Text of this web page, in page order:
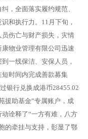
，全面落实履约规范、
和执行力。11月下旬，
伤亡与财产损失，灾情
物业管理有限公司迅速
一线保洁、安保人员，
时间内完成善款募集
银行兑换成港币28455.02
援助基金”专属账户，成
诠释了“一方有难，八方
的牵挂与支持，彰显了鄂